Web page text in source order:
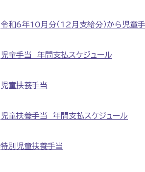
令和6年10月分（12月支給分）から児童
児童手当 年間支払スケジュール
児童扶養手当
児童扶養手当 年間支払スケジュール
特別児童扶養手当